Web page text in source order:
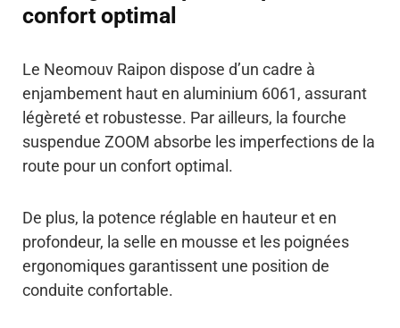
confort optimal
Le Neomouv Raipon dispose d’un cadre à
enjambement haut en aluminium 6061, assurant
légèreté et robustesse. Par ailleurs, la fourche
suspendue ZOOM absorbe les imperfections de la
route pour un confort optimal.
De plus, la potence réglable en hauteur et en
profondeur, la selle en mousse et les poignées
ergonomiques garantissent une position de
conduite confortable.